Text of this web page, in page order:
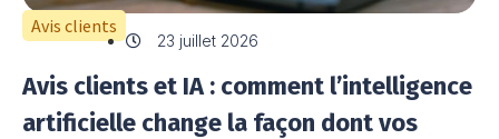
Avis clients
23 juillet 2026
Avis clients et IA : comment l’intelligence
artificielle change la façon dont vos